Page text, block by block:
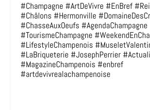
#Champagne #ArtDeVivre #EnBref
#Châlons #Hermonville
#ChasseAuxOeufs #AgendaChampagne
#TourismeChampagne
#LifestyleChampenois
#LaBriqueterie #JosephPerrier
#MagazineChampenois #enbref
#artdevivrealachampenoise